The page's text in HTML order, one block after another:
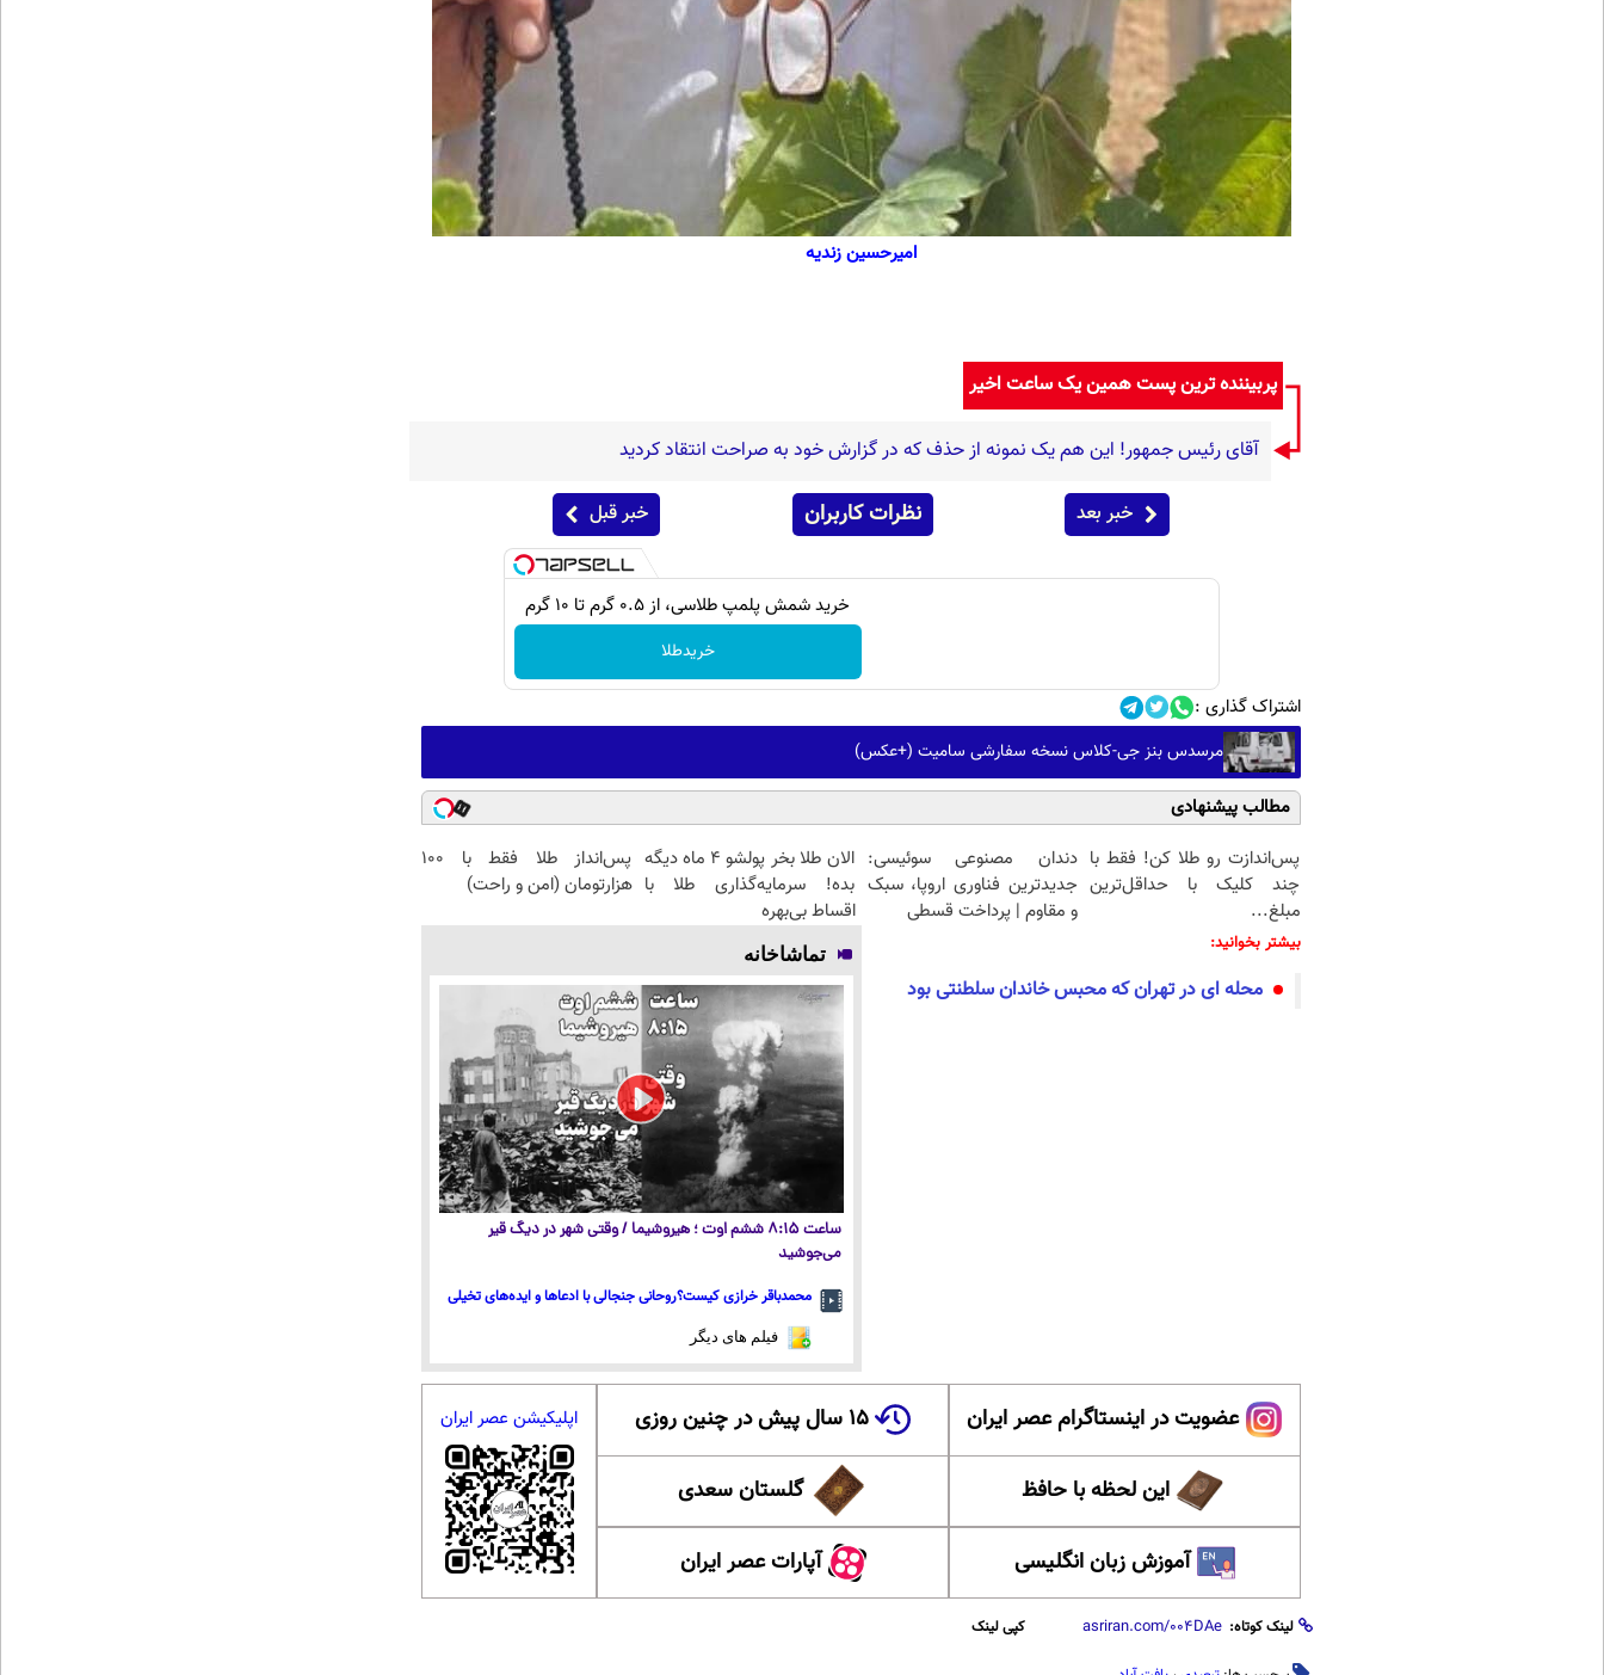
امیرحسین زندیه
پربیننده ترین پست همین یک ساعت اخیر
آقای رئیس جمهور! این هم یک نمونه از حذف که در گزارش خود به صراحت انتقاد کردید
خبر بعد نظرات کاربران خبر قبل
خرید شمش پلمپ طلاسی، از ۰.۵ گرم تا ۱۰ گرم
خریدطلا
اشتراک گذاری :
مرسدس بنز جی-کلاس نسخه سفارشی سامیت (+عکس)
مطالب پیشنهادی
پس‌اندازت رو طلا کن! فقط با
چند کلیک با حداقل‌ترین
مبلغ...
دندان مصنوعی سوئیسی:
جدیدترین فناوری اروپا، سبک
و مقاوم | پرداخت قسطی
الان طلا بخر پولشو 4 ماه دیگه
بده! سرمایه‌گذاری طلا با
اقساط بی‌بهره
پس‌انداز طلا فقط با ۱۰۰
هزارتومان (امن و راحت)
بیشتر بخوانید:
محله ای در تهران که محبس خاندان سلطنتی بود
تماشاخانه
ساعت ۸:۱۵ ششم اوت ؛ هیروشیما / وقتی شهر در دیگ قیر
می‌جوشید
محمدباقر خرازی کیست؟روحانی جنجالی با ادعاها و ایده‌های تخیلی
فیلم های دیگر
عضویت در اینستاگرام عصر ایران ۱۵ سال پیش در چنین روزی
این لحظه با حافظ گلستان سعدی
آموزش زبان انگلیسی آپارات عصر ایران
اپلیکیشن عصر ایران
لینک کوتاه: کپی لینک